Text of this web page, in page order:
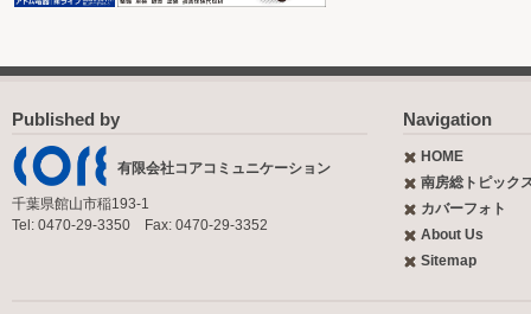
Published by
有限会社コアコミュニケーション
千葉県館山市稲193-1
Tel: 0470-29-3350 Fax: 0470-29-3352
Navigation
HOME
南房総トピック
カバーフォト
About Us
Sitemap